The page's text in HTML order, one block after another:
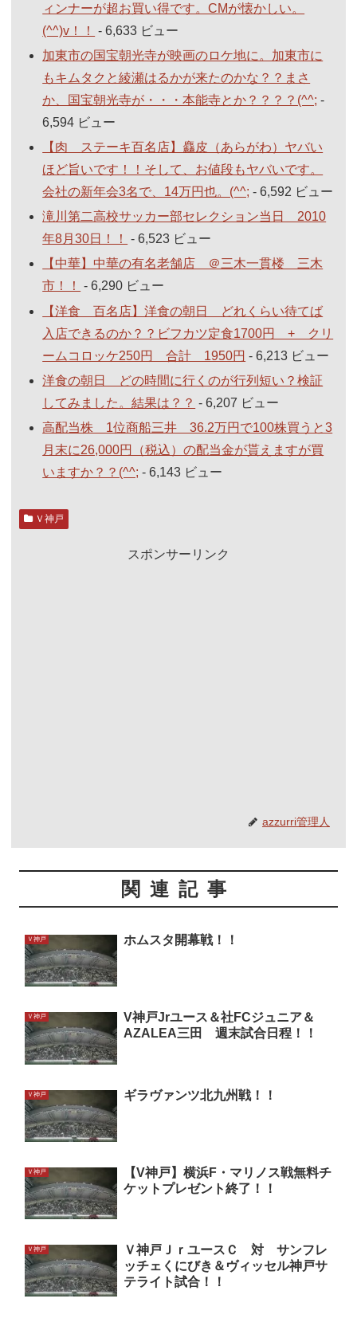
ィンナーが超お買い得です。CMが懐かしい。
(^^)v！！
- 6,633 ビュー
加東市の国宝朝光寺が映画のロケ地に。加東市に
もキムタクと綾瀬はるかが来たのかな？？まさ
か、国宝朝光寺が・・・本能寺とか？？？？(^^; -
6,594 ビュー
【肉 ステーキ百名店】麤皮（あらがわ）ヤバい
ほど旨いです！！そして、お値段もヤバいです。
会社の新年会3名で、14万円也。(^^; - 6,592 ビュー
滝川第二高校サッカー部セレクション当日 2010
年8月30日！！
- 6,523 ビュー
【中華】中華の有名老舗店 ＠三木一貫楼 三木
市！！
- 6,290 ビュー
【洋食 百名店】洋食の朝日 どれくらい待てば
入店できるのか？？ビフカツ定食1700円 + クリ
ームコロッケ250円 合計 1950円 - 6,213 ビュー
洋食の朝日 どの時間に行くのが行列短い？検証
してみました。結果は？？ - 6,207 ビュー
高配当株 1位商船三井 36.2万円で100株買うと3
月末に26,000円（税込）の配当金が貰えますが買
いますか？？(^^; - 6,143 ビュー
Ｖ神戸
スポンサーリンク
azzurri管理人
関連記事
Ｖ神戸 ホムスタ開幕戦！！
Ｖ神戸
V神戸Jrユース＆社FCジュニア＆
AZALEA三田 週末試合日程！！
Ｖ神戸 ギラヴァンツ北九州戦！！
Ｖ神戸
【V神戸】横浜F・マリノス戦無料チ
ケットプレゼント終了！！
Ｖ神戸
Ｖ神戸ＪｒユースＣ 対 サンフレ
ッチェくにびき＆ヴィッセル神戸サ
テライト試合！！